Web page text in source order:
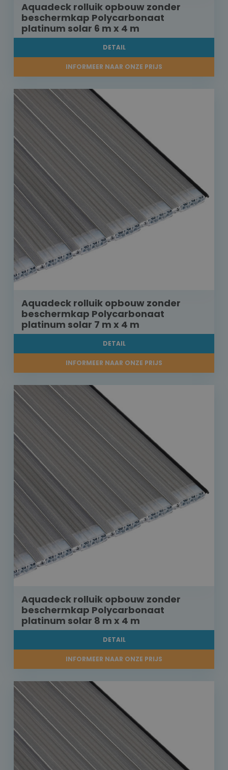
Aquadeck rolluik opbouw zonder
beschermkap Polycarbonaat
platinum solar 6 m x 4 m
DETAIL
INFORMEER NAAR ONZE PRIJS
Aquadeck rolluik opbouw zonder
beschermkap Polycarbonaat
platinum solar 7 m x 4 m
DETAIL
INFORMEER NAAR ONZE PRIJS
Aquadeck rolluik opbouw zonder
beschermkap Polycarbonaat
platinum solar 8 m x 4 m
DETAIL
INFORMEER NAAR ONZE PRIJS